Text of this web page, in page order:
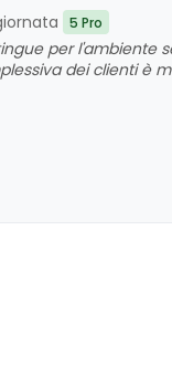
5 Pro
per l'ambiente
dei clienti è
complessivo di